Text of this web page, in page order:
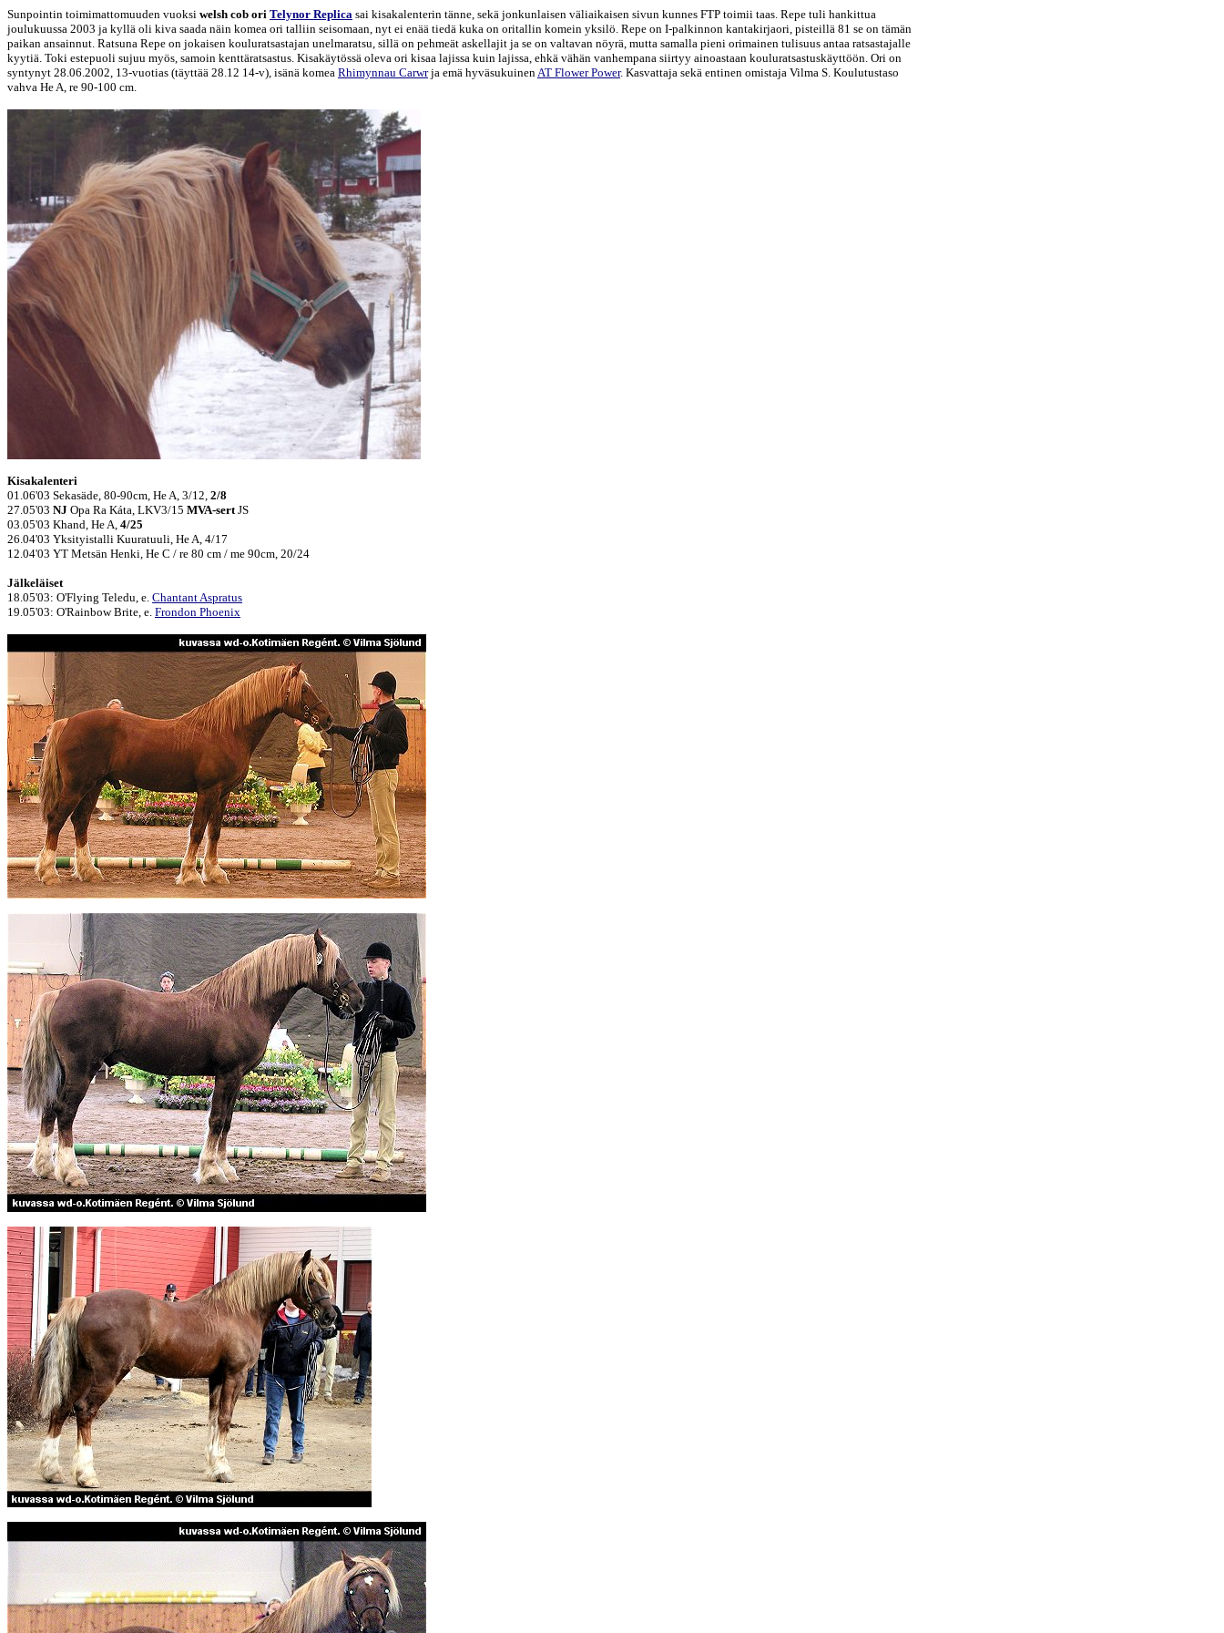
Sunpointin toimimattomuuden vuoksi welsh cob ori Telynor Replica sai kisakalenterin tänne, sekä jonkunlaisen väliaikaisen sivun kunnes FTP toimii taas. Repe tuli hankittua
joulukuussa 2003 ja kyllä oli kiva saada näin komea ori talliin seisomaan, nyt ei enää tiedä kuka on oritallin komein yksilö. Repe on I-palkinnon kantakirjaori, pisteillä 81 se on tämän
paikan ansainnut. Ratsuna Repe on jokaisen kouluratsastajan unelmaratsu, sillä on pehmeät askellajit ja se on valtavan nöyrä, mutta samalla pieni orimainen tulisuus antaa ratsastajalle
kyytiä. Toki estepuoli sujuu myös, samoin kenttäratsastus. Kisakäytössä oleva ori kisaa lajissa kuin lajissa, ehkä vähän vanhempana siirtyy ainoastaan kouluratsastuskäyttöön. Ori on
syntynyt 28.06.2002, 13-vuotias (täyttää 28.12 14-v), isänä komea Rhimynnau Carwrja emä hyväsukuinenAT Flower Power. Kasvattaja sekä entinen omistaja Vilma S. Koulutustaso
vahva He A, re 90-100 cm.
Kisakalenteri
01.06'03 Sekasäde, 80-90cm, He A, 3/12, 2/8
27.05'03 NJ Opa Ra Káta, LKV3/15 MVA-sertJS
03.05'03 Khand, He A, 4/25
26.04'03 Yksityistalli Kuuratuuli, He A, 4/17
12.04'03 YT Metsän Henki, He C / re 80 cm / me 90cm, 20/24
Jälkeläiset
18.05'03: O'Flying Teledu, e. Chantant Aspratus
19.05'03: O'Rainbow Brite, e. Frondon Phoenix